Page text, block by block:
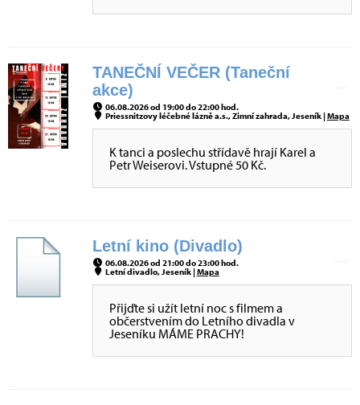
TANEČNÍ VEČER (Taneční
akce)
06.08.2026 od 19:00 do 22:00 hod.
Priessnitzovy léčebné lázně a.s., Zimní zahrada, Jeseník |Mapa
K tanci a poslechu střídavě hrají Karel a
Petr Weiserovi. Vstupné 50 Kč.
Letní kino (Divadlo)
06.08.2026 od 21:00 do 23:00 hod.
Letní divadlo, Jeseník |Mapa
Přijďte si užít letní noc s filmem a
občerstvením do Letního divadla v
Jeseníku MÁME PRACHY!